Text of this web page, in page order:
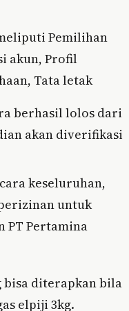
Pemilihan
akun, Profil
Tata letak
berhasil lolos dari
akan diverifikasi
keseluruhan,
untuk
PT Pertamina
bisa diterapkan bila
elpiji 3kg.